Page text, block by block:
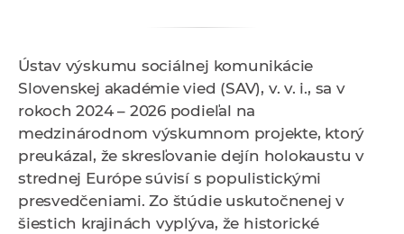
c
a
p
a
Ústav výskumu sociálnej komunikácie
Slovenskej akadémie vied (SAV), v. v. i., sa v
rokoch 2024 – 2026 podieľal na
medzinárodnom výskumnom projekte, ktorý
preukázal, že skresľovanie dejín holokaustu v
strednej Európe súvisí s populistickými
presvedčeniami. Zo štúdie uskutočnenej v
šiestich krajinách vyplýva, že historické